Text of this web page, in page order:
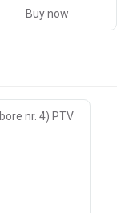
Buy now
nr. 4) PTV